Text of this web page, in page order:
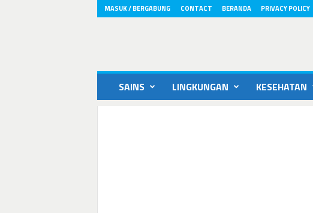
MASUK / BERGABUNG CONTACT BERANDA PRIVACY POLICY
SAINS LINGKUNGAN KESEHATAN